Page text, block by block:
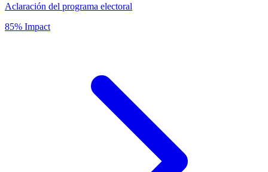
Aclaración del programa electoral
85% Impact